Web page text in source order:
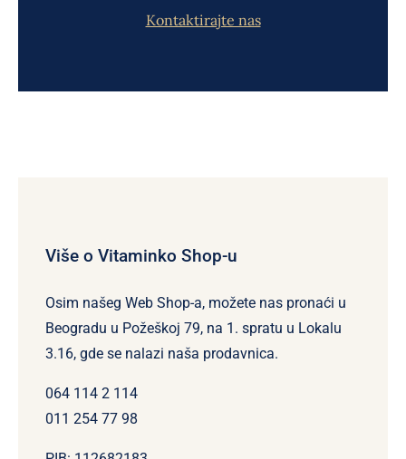
Kontaktirajte nas
Više o Vitaminko Shop-u
Osim našeg Web Shop-a, možete nas pronaći u
Beogradu u Požeškoj 79, na 1. spratu u Lokalu
3.16, gde se nalazi naša prodavnica.
064 114 2 114
011 254 77 98